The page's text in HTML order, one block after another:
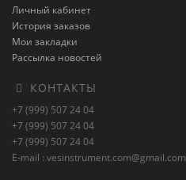
Личный кабинет
История заказов
Мои закладки
Рассылка новостей
КОНТАКТЫ
+7 (999) 507 24 04
+7 (999) 507 24 04
+7 (999) 507 24 04
E-mail : vesinstrument.com@gmail.com